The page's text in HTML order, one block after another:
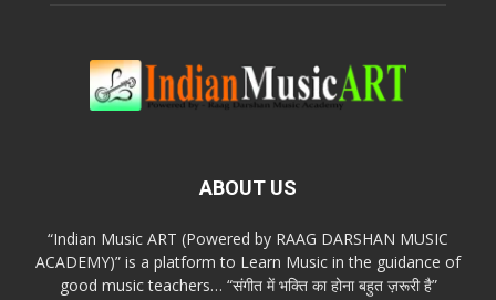
ABOUT US
“Indian Music ART (Powered by RAAG DARSHAN MUSIC
ACADEMY)” is a platform to Learn Music in the guidance of
good music teachers… “संगीत में भक्ति का होना बहुत ज़रूरी है”